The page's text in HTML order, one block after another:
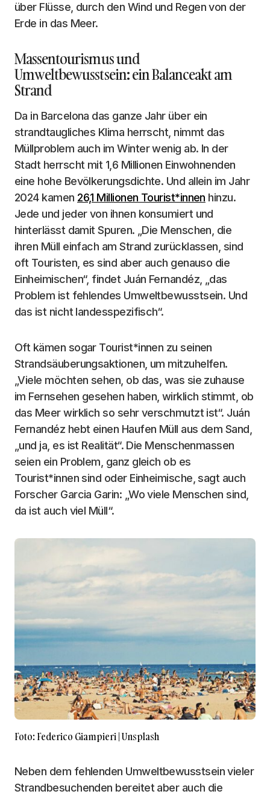
über Flüsse, durch den Wind und Regen von der
Erde in das Meer.
Massentourismus und
Umweltbewusstsein: ein Balanceakt am
Strand
Da in Barcelona das ganze Jahr über ein
strandtaugliches Klima herrscht, nimmt das
Müllproblem auch im Winter wenig ab. In der
Stadt herrscht mit 1,6 Millionen Einwohnenden
eine hohe Bevölkerungsdichte. Und allein im Jahr
2024 kamen 26,1 Millionen Tourist*innen hinzu.
Jede und jeder von ihnen konsumiert und
hinterlässt damit Spuren. „Die Menschen, die
ihren Müll einfach am Strand zurücklassen, sind
oft Touristen, es sind aber auch genauso die
Einheimischen“, findet Juán Fernandéz, „das
Problem ist fehlendes Umweltbewusstsein. Und
das ist nicht landesspezifisch“.
Oft kämen sogar Tourist*innen zu seinen
Strandsäuberungsaktionen, um mitzuhelfen.
„Viele möchten sehen, ob das, was sie zuhause
im Fernsehen gesehen haben, wirklich stimmt, ob
das Meer wirklich so sehr verschmutzt ist“. Juán
Fernandéz hebt einen Haufen Müll aus dem Sand,
„und ja, es ist Realität“. Die Menschenmassen
seien ein Problem, ganz gleich ob es
Tourist*innen sind oder Einheimische, sagt auch
Forscher Garcia Garin: „Wo viele Menschen sind,
da ist auch viel Müll“.
Foto: Federico Giampieri | Unsplash
Neben dem fehlenden Umweltbewusstsein vieler
Strandbesuchenden bereitet aber auch die